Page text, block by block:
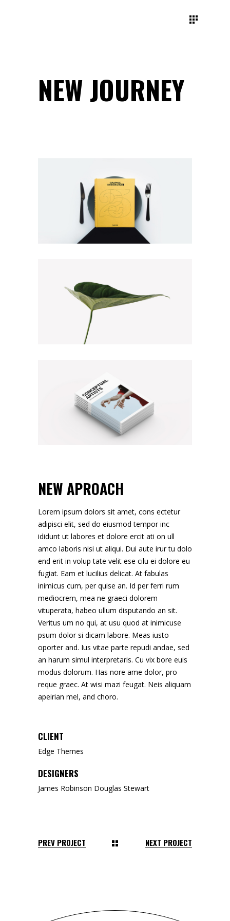
NEW JOURNEY
NEW APROACH
Lorem ipsum dolors sit amet, cons ectetur
adipisci elit, sed do eiusmod tempor inc
ididunt ut labores et dolore ercit ati on ull
amco laboris nisi ut aliqui. Dui aute irur tu dolo
end erit in volup tate velit ese cilu ei dolore eu
fugiat. Eam et lucilius delicat. At fabulas
inimicus cum, per quise an. Id per ferri rum
mediocrem, mea ne graeci dolorem
vituperata, habeo ullum disputando an sit.
Veritus um no qui, at usu quod at inimicuse
psum dolor si dicam labore. Meas iusto
oporter and. Ius vitae parte repudi andae, sed
an harum simul interpretaris. Cu vix bore euis
modus dolorum. Has nore ame dolor, pro
reque graec. At wisi mazi feugat. Neis aliquam
apeirian mel, and choro.
CLIENT
Edge Themes
DESIGNERS
James Robinson Douglas Stewart
PREV PROJECT NEXT PROJECT